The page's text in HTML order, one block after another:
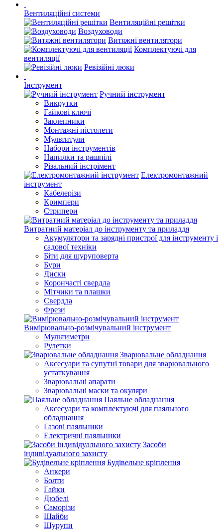
Вентиляційні системи
Вентиляційні решітки
Воздуховоди
Витяжні вентилятори
Комплектуючі для
вентиляції
Ревізійні люки
Інструмент
Ручний інструмент
Викрутки
Гайкові ключі
Заклепники
Монтажні пістолети
Мультитули
Набори інструментів
Напилки та рашпілі
Різальний інстрімент
Електромонтажний
інструмент
Кабелерізи
Кримпери
Стрипери
Витратний матеріал до інструменту та приладдя
Акумулятори та зарядні пристрої для інструменту і
садової техніки
Біти для шуруповерта
Бури
Диски
Корончасті свердла
Мітчики та плашки
Свердла
Фрези
Вимірювально-розмічувальний інструмент
Мультиметри
Рулетки
Зварювальне обладнання
Аксесуари та супутні товари для зварювального
устаткування
Зварювальні апарати
Зварювальні маски та окуляри
Паяльне обладнання
Аксесуари та комплектуючі для паяльного
обладнання
Газові паяльники
Електричні паяльники
Засоби
індивідуального захисту
Будівельне кріплення
Анкери
Болти
Гайки
Дюбелі
Саморізи
Шайби
Шурупи